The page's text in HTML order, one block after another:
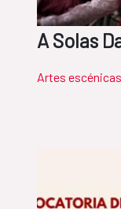
A Solas
Artes escénicas